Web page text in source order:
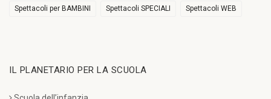
Spettacoli per BAMBINI Spettacoli SPECIALI Spettacoli WEB
IL PLANETARIO PER LA SCUOLA